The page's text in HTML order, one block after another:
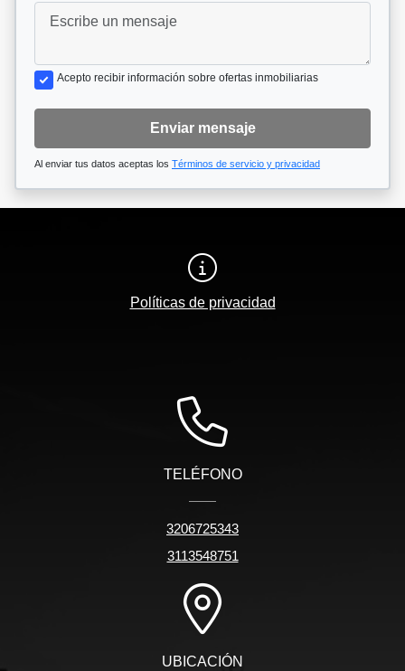
Acepto recibir información sobre ofertas inmobiliarias
Enviar mensaje
Al enviar tus datos aceptas los Términos de servicio y privacidad
Políticas de privacidad
TELÉFONO
3206725343
3113548751
UBICACIÓN